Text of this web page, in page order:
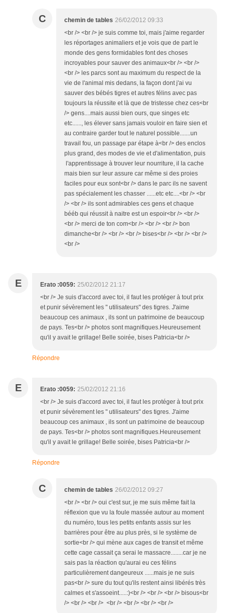
C chemin de tables 26/02/2012 09:33
<br /> <br /> je suis comme toi, mais j'aime regarder
les réportages animaliers et je vois que de part le
monde des gens formidables font des choses
incroyables pour sauver des animaux<br /> <br />
<br /> les parcs sont au maximum du respect de la
vie de l'animal mis dedans, la façon dont j'ai vu
sauver des bébés tigres et autres félins avec pas
toujours la réussite et là que de tristesse chez ces<br
/> gens....mais aussi bien ours, que singes etc
etc......, les élever sans jamais vouloir en faire sien et
au contraire garder tout le naturel possible.......un
travail fou, un passage par étape à<br /> des enclos
plus grand, des modes de vie et d'alimentation, puis
l'apprentissage à trouver leur nourriture, il la cache
mais bien sur leur assure car même si des proies
faciles pour eux sont<br /> dans le parc ils ne savent
pas spécialement les chasser ......etc etc....<br /> <br
/> <br /> ils sont admirables ces gens et chaque
bééb qui réussit à naitre est un espoir<br /> <br />
<br /> merci de ton com<br /> <br /> <br /> bon
dimanche<br /> <br /> <br /> bises<br /> <br /> <br />
<br />
E Erato :0059: 25/02/2012 21:17
<br /> Je suis d'accord avec toi, il faut les protéger à tout prix
et punir sévèrement les " utilisateurs" des tigres. J'aime
beaucoup ces animaux , ils sont un patrimoine de beaucoup
de pays. Tes<br /> photos sont magnifiques.Heureusement
qu'il y avait le grillage! Belle soirée, bises Patricia<br />
Répondre
E Erato :0059: 25/02/2012 21:16
<br /> Je suis d'accord avec toi, il faut les protéger à tout prix
et punir sévèrement les " utilisateurs" des tigres. J'aime
beaucoup ces animaux , ils sont un patrimoine de beaucoup
de pays. Tes<br /> photos sont magnifiques.Heureusement
qu'il y avait le grillage! Belle soirée, bises Patricia<br />
Répondre
C chemin de tables 26/02/2012 09:27
<br /> <br /> oui c'est sur, je me suis même fait la
réflexion que vu la foule massée autour au moment
du numéro, tous les petits enfants assis sur les
barrières pour être au plus près, si le système de
sortie<br /> qui mène aux cages de transit et même
cette cage cassait ça serai le massacre........car je ne
sais pas la réaction qu'aurai eu ces félins
particulièrement dangeureux ......mais je ne suis
pas<br /> sure du tout qu'ils restent ainsi libérés très
calmes et s'assoeint.....:)<br /> <br /> <br /> bisous<br
/> <br /> <br /> <br /> <br /> <br /> <br />